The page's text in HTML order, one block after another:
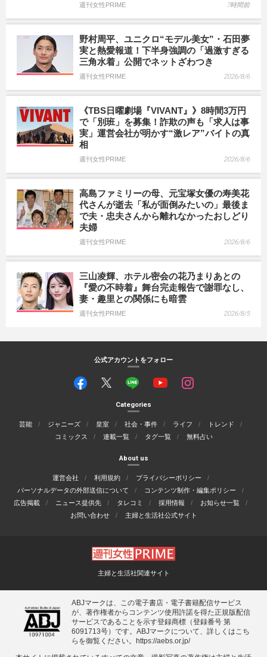
週刊女性PRIME 7時間前
野村周平、ユニクロ“モデル美女”・石田夢
実と熱愛報道！下半身強調の「過激すぎる
三角水着」公開でネットざわつき
週刊女性PRIME 2026/8/6
《TBS日曜劇場『VIVANT』》8時間3万円
で「別班」を募集！詐欺の声も「求人は事
実」運営会社が明かす“激レア”バイトの真
相
週刊女性PRIME 2026/8/6
高島ファミリーの母、元宝塚女優の寿美花
代さんが逝去「私が面倒みたいの」最後ま
で夫・忠夫さんから離れなかったおしどり
夫婦
週刊女性PRIME 2026/8/6
三山凌輝、ホテル密会の花乃まりあとの
『愛の不時着』舞台完走報告で謝罪なし、
妻・趣里との関係にも暗雲
週刊女性PRIME 2026/8/5
公式アカウントをフォロー
Categories
芸能 ジャニーズ 皇室 社会・事件 ライフ
トレンド
コミックス
連載一覧 タグ一覧 無料占い
About us
運営会社 利用規約
プライバシーポリシー
パーソナルデータの外部送信について
コンテンツ制作・編集ポリシー
広告掲載
ニュース提供先 タレコミ 採用情報
お知らせ一覧
お問い合わせ
主婦と生活社公式サイト
主婦と生活社関連サイト
ABJマークは、この電子書店・電子書籍配信サービス
が、著作権者からコンテンツ使用許諾を得た正規版配信
サービスであることを示す登録商標（登録番号 第
6091713号）です。ABJマークについて、詳しくはこち
らを御覧ください。 https://aebs.or.jp/